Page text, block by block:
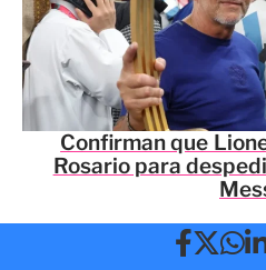
Confirman que
Rosario para